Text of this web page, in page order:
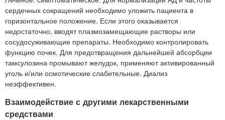
сердечных сокращений необходимо уложить пациента в
горизонтальное положение. Если этого оказывается
недостаточно, вводят плазмозамещающие растворы или
сосудосуживающие препараты. Необходимо контролировать
функцию почек. Для предотвращения дальнейшей абсорбции
тамсулозина промывают желудок, применяют активированный
уголь и/или осмотические слабительные. Диализ
неэффективен.
Взаимодействие с другими лекарственными
средствами